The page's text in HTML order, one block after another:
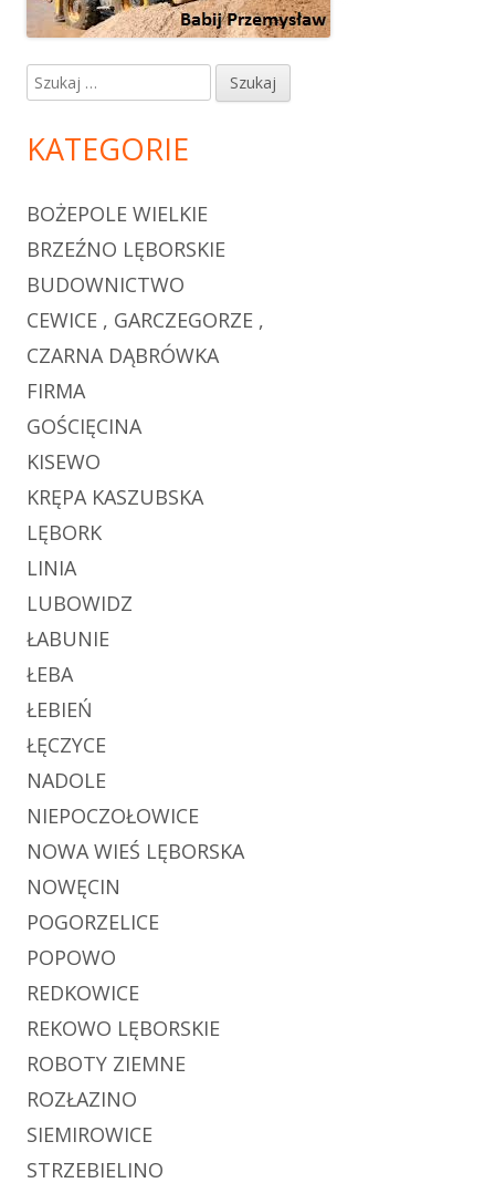
Szukaj:
KATEGORIE
BOŻEPOLE WIELKIE
BRZEŹNO LĘBORSKIE
BUDOWNICTWO
CEWICE , GARCZEGORZE ,
CZARNA DĄBRÓWKA
FIRMA
GOŚCIĘCINA
KISEWO
KRĘPA KASZUBSKA
LĘBORK
LINIA
LUBOWIDZ
ŁABUNIE
ŁEBA
ŁEBIEŃ
ŁĘCZYCE
NADOLE
NIEPOCZOŁOWICE
NOWA WIEŚ LĘBORSKA
NOWĘCIN
POGORZELICE
POPOWO
REDKOWICE
REKOWO LĘBORSKIE
ROBOTY ZIEMNE
ROZŁAZINO
SIEMIROWICE
STRZEBIELINO